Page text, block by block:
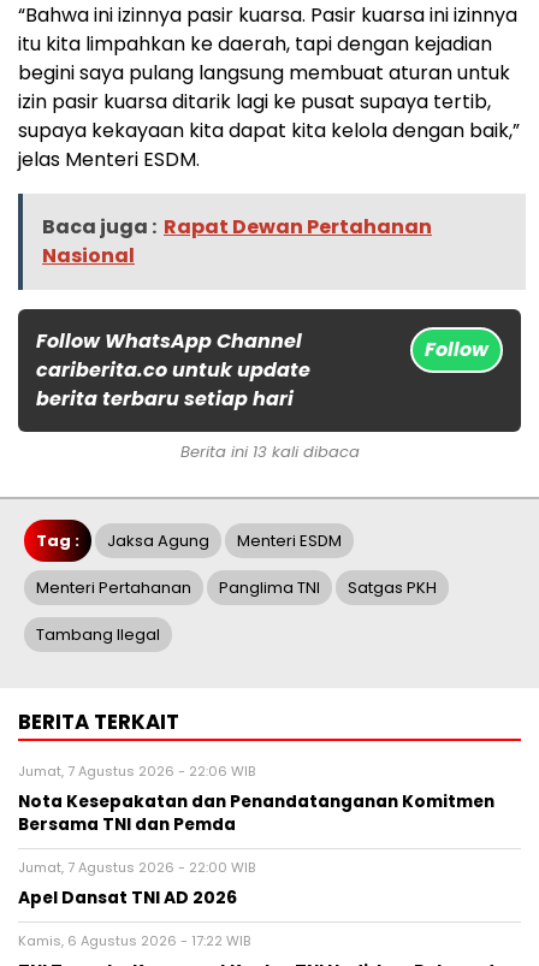
“Bahwa ini izinnya pasir kuarsa. Pasir kuarsa ini izinnya
itu kita limpahkan ke daerah, tapi dengan kejadian
begini saya pulang langsung membuat aturan untuk
izin pasir kuarsa ditarik lagi ke pusat supaya tertib,
supaya kekayaan kita dapat kita kelola dengan baik,”
jelas Menteri ESDM.
Baca juga : Rapat Dewan Pertahanan
Nasional
Follow WhatsApp Channel
cariberita.co untuk update
berita terbaru setiap hari
Follow
Berita ini 13 kali dibaca
Tag : Jaksa Agung Menteri ESDM
Menteri Pertahanan Panglima TNI Satgas PKH
Tambang Ilegal
BERITA TERKAIT
Jumat, 7 Agustus 2026 - 22:06 WIB
Nota Kesepakatan dan Penandatanganan Komitmen
Bersama TNI dan Pemda
Jumat, 7 Agustus 2026 - 22:00 WIB
Apel Dansat TNI AD 2026
Kamis, 6 Agustus 2026 - 17:22 WIB